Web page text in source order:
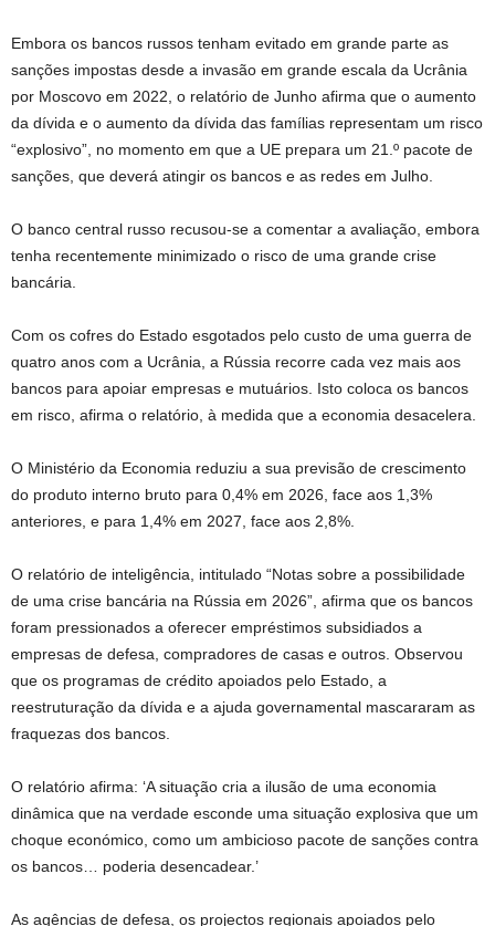
Embora os bancos russos tenham evitado em grande parte as
sanções impostas desde a invasão em grande escala da Ucrânia
por Moscovo em 2022, o relatório de Junho afirma que o aumento
da dívida e o aumento da dívida das famílias representam um risco
“explosivo”, no momento em que a UE prepara um 21.º pacote de
sanções, que deverá atingir os bancos e as redes em Julho.
O banco central russo recusou-se a comentar a avaliação, embora
tenha recentemente minimizado o risco de uma grande crise
bancária.
Com os cofres do Estado esgotados pelo custo de uma guerra de
quatro anos com a Ucrânia, a Rússia recorre cada vez mais aos
bancos para apoiar empresas e mutuários. Isto coloca os bancos
em risco, afirma o relatório, à medida que a economia desacelera.
O Ministério da Economia reduziu a sua previsão de crescimento
do produto interno bruto para 0,4% em 2026, face aos 1,3%
anteriores, e para 1,4% em 2027, face aos 2,8%.
O relatório de inteligência, intitulado “Notas sobre a possibilidade
de uma crise bancária na Rússia em 2026”, afirma que os bancos
foram pressionados a oferecer empréstimos subsidiados a
empresas de defesa, compradores de casas e outros. Observou
que os programas de crédito apoiados pelo Estado, a
reestruturação da dívida e a ajuda governamental mascararam as
fraquezas dos bancos.
O relatório afirma: ‘A situação cria a ilusão de uma economia
dinâmica que na verdade esconde uma situação explosiva que um
choque económico, como um ambicioso pacote de sanções contra
os bancos… poderia desencadear.’
As agências de defesa, os projectos regionais apoiados pelo